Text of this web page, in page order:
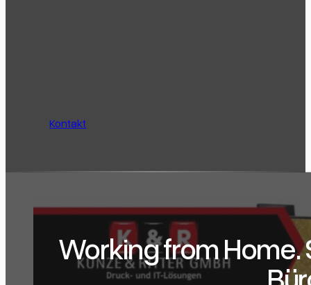
Kontakt
Working from